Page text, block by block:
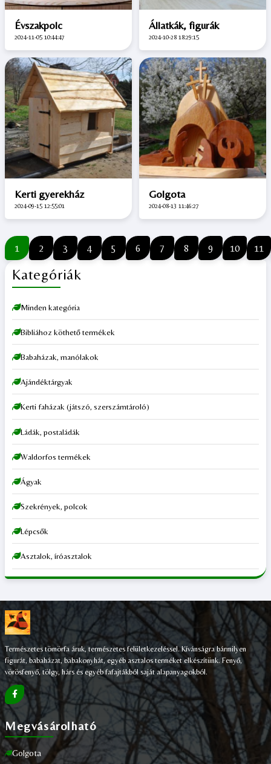
Kategóriák
Minden kategória
Bibliához köthető termékek
Babaházak, manólakok
Ajándéktárgyak
Kerti faházak (játszó, szerszámtároló)
Ládák, postaládák
Waldorfos termékek
Ágyak
Szekrények, polcok
Lépcsők
Asztalok, íróasztalok
Évszakpolc
2024-11-05 10:44:47
Állatkák, figurák
2024-10-28 18:29:15
Kerti gyerekház
2024-09-15 12:55:01
Golgota
2024-08-13 11:46:27
1 2 3 4 5 6 7 8 9 10 11
Természetes tömörfa áruk, természetes felületkezeléssel. Kívánságra bármilyen
figurát, babaházat, babakonyhát, egyéb asztalos terméket elkészítünk. Fenyő,
vörösfenyő, tölgy, hárs és egyéb fafajtákból saját alapanyagokból.
Megvásárolható
Golgota